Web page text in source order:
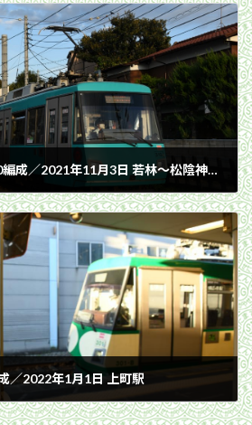
夕陽を浴びて走る310編成／2021年11月3日 若林〜松陰神社前間
／2022年1月1日 上町駅